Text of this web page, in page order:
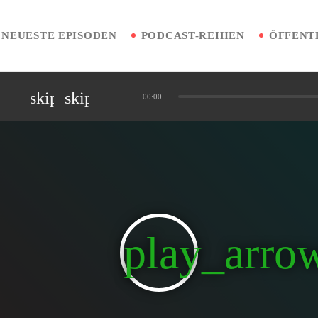
NEUESTE EPISODEN PODCAST-REIHEN
skip_previous
skip_next 00:00